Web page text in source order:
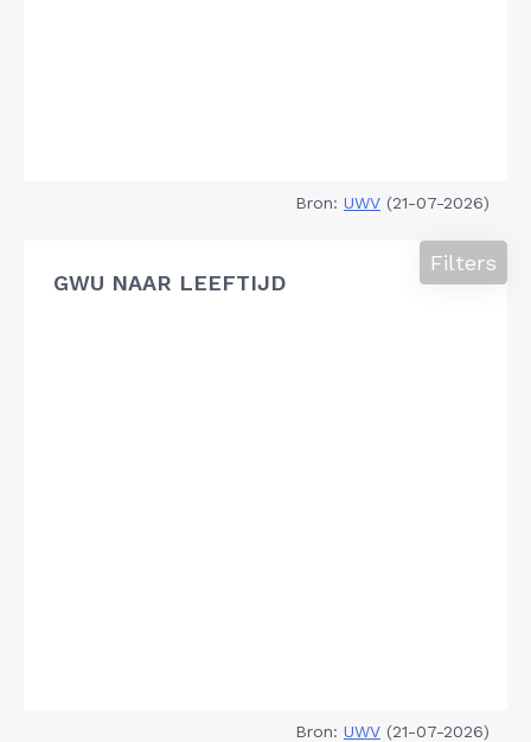
Bron: UWV (21-07-2026)
GWU NAAR LEEFTIJD
Filters
Bron: UWV (21-07-2026)